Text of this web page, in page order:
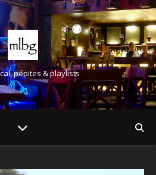
pépites & playlists